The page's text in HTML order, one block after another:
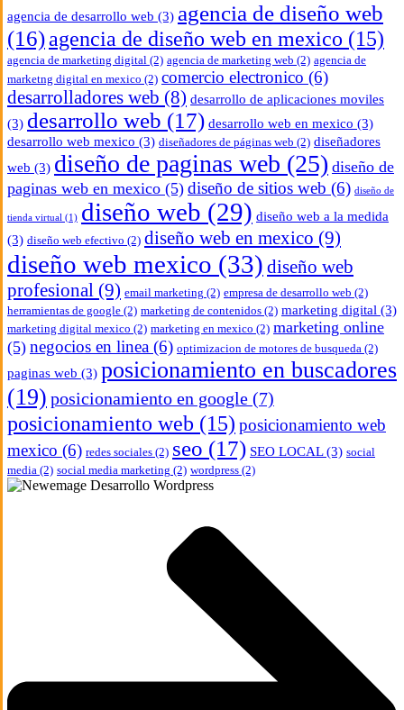
agencia de desarrollo web (3) agencia de diseño web
(16)agencia de diseño web en mexico (15)
agencia de marketing digital (2) agencia de marketing web (2) agencia de
marketng digital en mexico (2) comercio electronico (6)
desarrolladores web (8) desarrollo de aplicaciones moviles
(3) desarrollo web (17) desarrollo web en mexico (3)
desarrollo web mexico (3) diseñadores de páginas web (2) diseñadores
web (3) diseño de paginas web (25) diseño de
paginas web en mexico (5) diseño de sitios web (6) diseño de
tienda virtual (1) diseño web (29) diseño web a la medida
(3) diseño web efectivo (2) diseño web en mexico (9)
diseño web mexico (33) diseño web
profesional (9) email marketing (2) empresa de desarrollo web (2)
herramientas de google (2) marketing de contenidos (2) marketing digital (3)
marketing digital mexico (2) marketing en mexico (2) marketing online
(5) negocios en linea (6) optimizacion de motores de busqueda (2)
paginas web (3) posicionamiento en buscadores
(19) posicionamiento en google (7)
posicionamiento web (15) posicionamiento web
mexico (6) redes sociales (2) seo (17) SEO LOCAL(3) social
media (2) social media marketing (2) wordpress (2)